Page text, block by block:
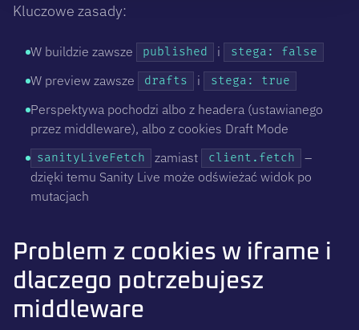
Kluczowe zasady:
W buildzie zawsze published i stega: false
W preview zawsze drafts i stega: true
Perspektywa pochodzi albo z headera (ustawianego
przez middleware), albo z cookies Draft Mode
sanityLiveFetch zamiast client.fetch
–
dzięki temu Sanity Live może odświeżać widok po
mutacjach
Problem z cookies w iframe i
dlaczego potrzebujesz
middleware